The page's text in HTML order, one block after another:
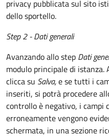
privacy pubblicata sul sito
dello sportello.
Step 2 - Dati generali
Avanzando allo step Dati
modulo principale di
clicca su Salva,e se tutti i
inseriti, si potrà procedere
controllo è negativo, i campi
erroneamente vengono
schermata, in una sezione